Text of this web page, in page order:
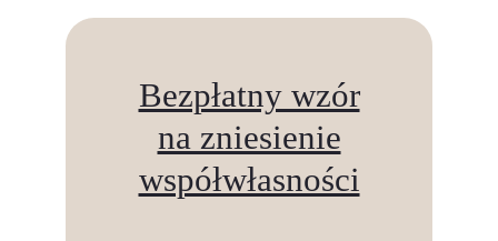
Bezpłatny wzór
na zniesienie
współwłasności